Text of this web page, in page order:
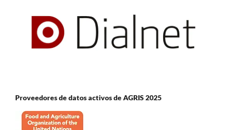
Proveedores de datos activos de AGRIS 2025